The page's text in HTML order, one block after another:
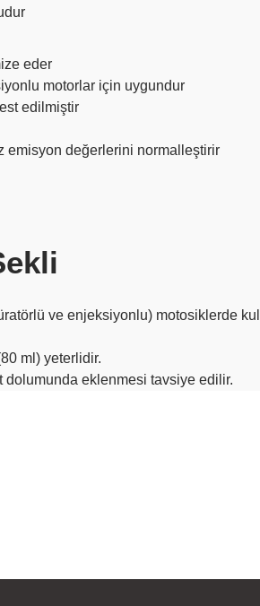
eder
motorlar için uygundur
edilmiştir
emisyon değerlerini normalleştirir
ve enjeksiyonlu) motosiklerde
ml) yeterlidir.
dolumunda eklenmesi tavsiye edilir.